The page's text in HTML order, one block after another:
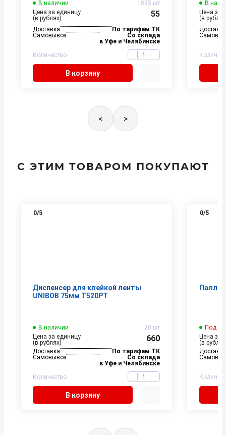
В наличии
1895 шт
Цена за единицу
(в рублях)
55
Доставка
По тарифам ТК
Самовывоз
Со склада
в Уфе и Челябинске
Количество
В корзину
В
Цена за
(в
Доставка
< >
С ЭТИМ ТОВАРОМ ПОКУПАЮТ
0/5
Диспенсер для клейкой ленты
UNIBOB 75мм Т520РТ
В наличии
20 шт
Цена за единицу
(в рублях)
660
Доставка
По тарифам ТК
Самовывоз
Со склада
в Уфе и Челябинске
Количество
В корзину
0/5
Под
Цена за
(в
Доставка